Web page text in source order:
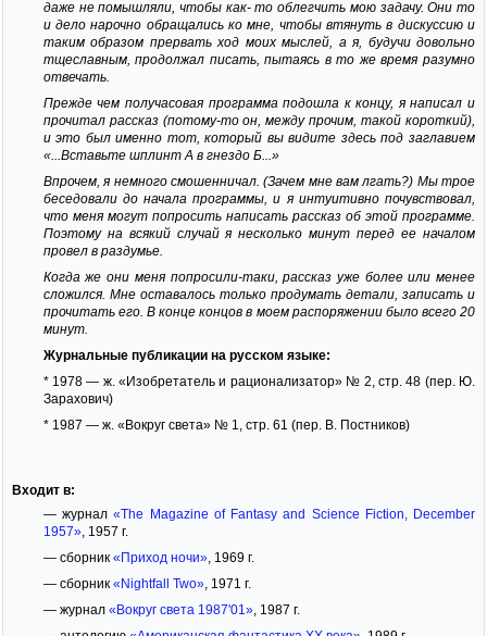
даже не помышляли, чтобы как- то облегчить мою задачу. Они то
и дело нарочно обращались ко мне, чтобы втянуть в дискуссию и
таким образом прервать ход моих мыслей, а я, будучи довольно
тщеславным, продолжал писать, пытаясь в то же время разумно
отвечать.
Прежде чем получасовая программа подошла к концу, я написал и
прочитал рассказ (потому-то он, между прочим, такой короткий),
и это был именно тот, который вы видите здесь под заглавием
«...Вставьте шплинт А в гнездо Б...»
Впрочем, я немного смошенничал. (Зачем мне вам лгать?) Мы трое
беседовали до начала программы, и я интуитивно почувствовал,
что меня могут попросить написать рассказ об этой программе.
Поэтому на всякий случай я несколько минут перед ее началом
провел в раздумье.
Когда же они меня попросили-таки, рассказ уже более или менее
сложился. Мне оставалось только продумать детали, записать и
прочитать его. В конце концов в моем распоряжении было всего 20
минут.
Журнальные публикации на русском языке:
* 1978 — ж. «Изобретатель и рационализатор» № 2, стр. 48 (пер. Ю.
Зарахович)
* 1987 — ж. «Вокруг света» № 1, стр. 61 (пер. В. Постников)
Входит в:
— журнал«The Magazine of Fantasy and Science Fiction, December
1957», 1957 г.
— сборник «Приход ночи», 1969 г.
— сборник «Nightfall Two», 1971 г.
— журнал «Вокруг света 1987'01», 1987 г.